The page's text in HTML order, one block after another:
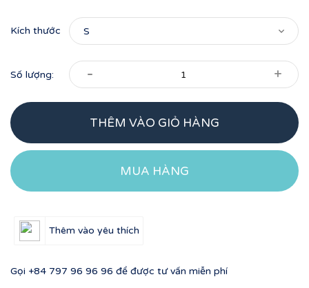
Kích thước
Số lượng: - +
THÊM VÀO GIỎ HÀNG
MUA HÀNG
Thêm vào yêu thích
Gọi +84 797 96 96 96 để được tư vấn miễn phí